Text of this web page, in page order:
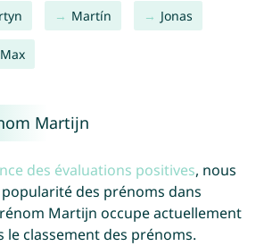
Martín Jonas
Max
Martijn
des évaluations positives, nous
des prénoms dans
Martijn occupe actuellement
le classement des prénoms.